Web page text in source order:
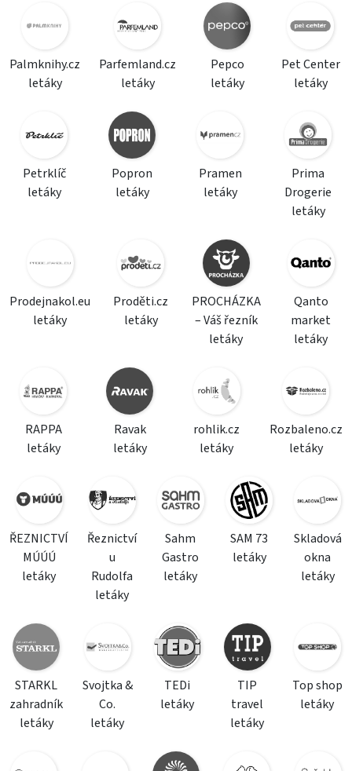
Palmknihy.cz
letáky
Parfemland.cz
letáky
Pepco
letáky
Pet Center
letáky
Petrklíč
letáky
Popron
letáky
Pramen
letáky
Prima
Drogerie
letáky
Prodejnakol.eu
letáky
Proděti.cz
letáky
PROCHÁZKA
– Váš řezník
letáky
Qanto
market
letáky
RAPPA
letáky
Ravak
letáky
rohlik.cz
letáky
Rozbaleno.cz
letáky
ŘEZNICTVÍ
MÚÚÚ
letáky
Řeznictví
u
Rudolfa
letáky
Sahm
Gastro
letáky
SAM 73
letáky
Skladová
okna
letáky
STARKL
zahradník
letáky
Svojtka &
Co.
letáky
TEDi
letáky
TIP
travel
letáky
Top shop
letáky